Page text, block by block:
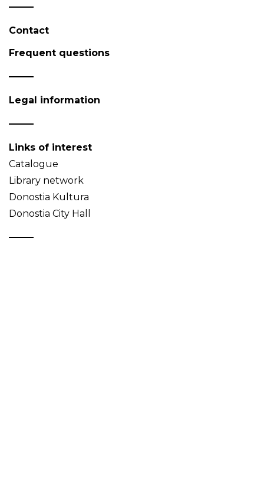
Contact
Frequent questions
Legal information
Links of interest
Catalogue
Library network
Donostia Kultura
Donostia City Hall